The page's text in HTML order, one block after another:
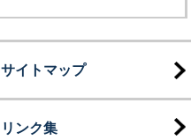
サイトマップ
リンク集